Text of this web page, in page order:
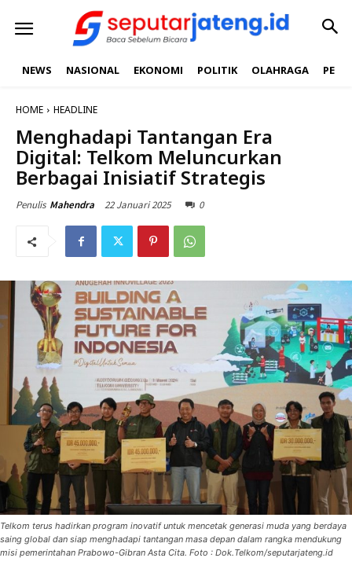
NEWS NASIONAL EKONOMI POLITIK OLAHRAGA
HOME HEADLINE
Menghadapi Tantangan Era
Digital: Telkom Meluncurkan
Berbagai Inisiatif Strategis
Penulis Mahendra 22 Januari 2025 0
Telkom terus hadirkan program inovatif untuk mencetak generasi muda yang berdaya
saing global dan siap menghadapi tantangan masa depan dalam rangka mendukung
misi pemerintahan Prabowo-Gibran Asta Cita. Foto : Dok.Telkom/seputarjateng.id